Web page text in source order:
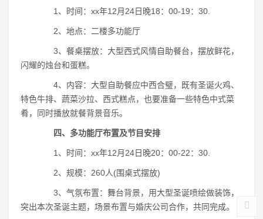
1、时间：xx年12月24日晚18：00-19：30.
2、地点：二楼多功能厅
3、餐桌摆放：大型西式风情自助餐台，摆放鲜花，
闪耀的烛台和蛋糕。
4、内容：大型自助餐应中西合璧，既有圣诞火鸡、
特色牛排、蔬菜沙拉、西式糕点，也要准备一些特色中式菜
肴，同时播放就餐背景音乐。
四、多功能厅布置及节目安排
1、时间：xx年12月24日晚20：00-22：30.
2、规模：260人(围桌式摆放)
3、气氛布置：舞台背景，用大型圣诞喷绘做装饰，
突出本次圣诞主题，场景布置与婚庆公司合作，共同完成。